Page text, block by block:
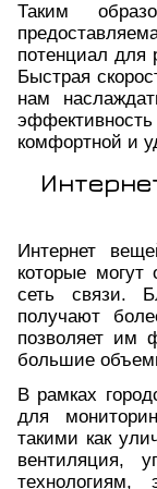
Таким
потенциал
Быстрая
нам
комфортной и
Интернет
которые могут
сеть связи.
получают
позволяет им
большие
В рамках
для
такими как
вентиляция,